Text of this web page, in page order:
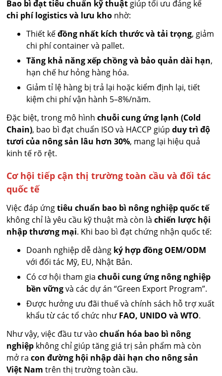
Bao bì đạt tiêu chuẩn kỹ thuật giúp tối ưu đáng kể
chi phí logistics và lưu kho nhờ:
Thiết kếđồng nhất kích thước và tải trọng, giảm
chi phí container và pallet.
Tăng khả năng xếp chồng và bảo quản dài hạn,
hạn chế hư hỏng hàng hóa.
Giảm tỉ lệ hàng bị trả lại hoặc kiểm định lại, tiết
kiệm chi phí vận hành 5–8%/năm.
Đặc biệt, trong mô hìnhchuỗi cung ứng lạnh (Cold
Chain), bao bì đạt chuẩn ISO và HACCP giúpduy trì độ
tươi của nông sản lâu hơn 30%, mang lại hiệu quả
kinh tế rõ rệt.
Cơ hội tiếp cận thị trường toàn cầu và đối tác
quốc tế
Việc đáp ứngtiêu chuẩn bao bì nông nghiệp quốc tế
không chỉ là yêu cầu kỹ thuật mà còn làchiến lược hội
nhập thương mại. Khi bao bì đạt chứng nhận quốc tế:
Doanh nghiệp dễ dàng ký hợp đồng OEM/ODM
với đối tác Mỹ, EU, Nhật Bản.
Có cơ hội tham giachuỗi cung ứng nông nghiệp
bền vữngvà các dự án “Green Export Program”.
Được hưởng ưu đãi thuế và chính sách hỗ trợ xuất
khẩu từ các tổ chức như FAO, UNIDO và WTO.
Như vậy, việc đầu tư vàochuẩn hóa bao bì nông
nghiệp không chỉ giúp tăng giá trị sản phẩm mà còn
mở racon đường hội nhập dài hạn cho nông sản
Việt Nam trên thị trường toàn cầu.